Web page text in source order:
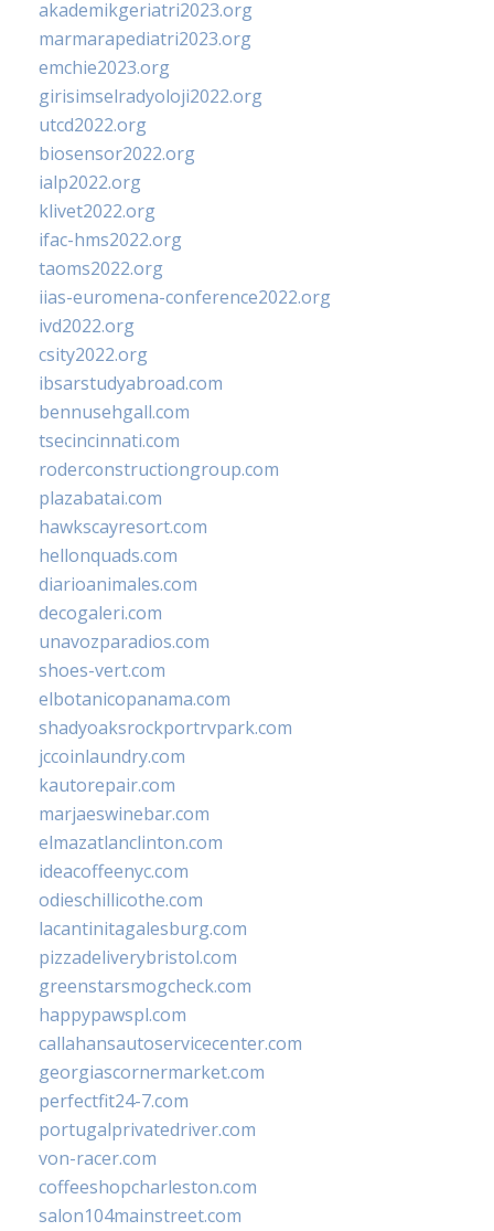
akademikgeriatri2023.org
marmarapediatri2023.org
emchie2023.org
girisimselradyoloji2022.org
utcd2022.org
biosensor2022.org
ialp2022.org
klivet2022.org
ifac-hms2022.org
taoms2022.org
iias-euromena-conference2022.org
ivd2022.org
csity2022.org
ibsarstudyabroad.com
bennusehgall.com
tsecincinnati.com
roderconstructiongroup.com
plazabatai.com
hawkscayresort.com
hellonquads.com
diarioanimales.com
decogaleri.com
unavozparadios.com
shoes-vert.com
elbotanicopanama.com
shadyoaksrockportrvpark.com
jccoinlaundry.com
kautorepair.com
marjaeswinebar.com
elmazatlanclinton.com
ideacoffeenyc.com
odieschillicothe.com
lacantinitagalesburg.com
pizzadeliverybristol.com
greenstarsmogcheck.com
happypawspl.com
callahansautoservicecenter.com
georgiascornermarket.com
perfectfit24-7.com
portugalprivatedriver.com
von-racer.com
coffeeshopcharleston.com
salon104mainstreet.com